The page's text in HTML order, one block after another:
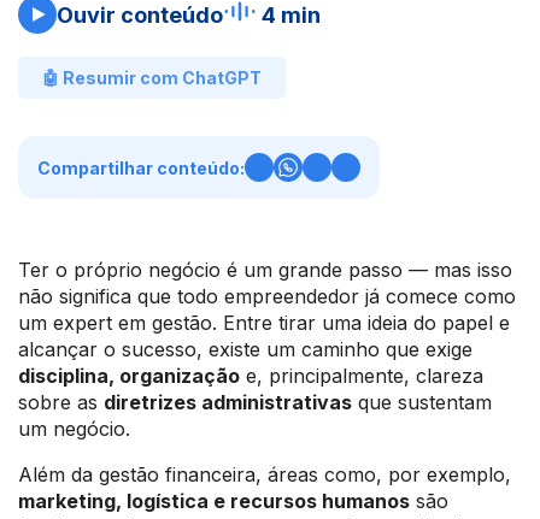
Ouvir conteúdo 4 min
🤖 Resumir com ChatGPT
Compartilhar conteúdo:
Ter o próprio negócio é um grande passo — mas isso
não significa que todo empreendedor já comece como
um expert em gestão. Entre tirar uma ideia do papel e
alcançar o sucesso, existe um caminho que exige
disciplina, organização e, principalmente, clareza
sobre as diretrizes administrativas que sustentam
um negócio.
Além da gestão financeira, áreas como, por exemplo,
marketing, logística e recursos humanos são